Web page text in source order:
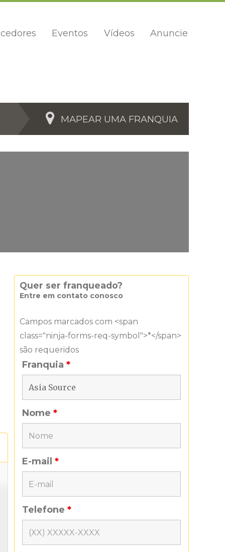
Eventos Vídeos Anuncie
MAPEAR UMA FRANQUIA
Quer ser franqueado?
Entre em contato conosco
Campos marcados com <span
class="ninja-forms-req-symbol">*</span>
são requeridos
Franquia *
Nome *
E-mail *
Telefone *